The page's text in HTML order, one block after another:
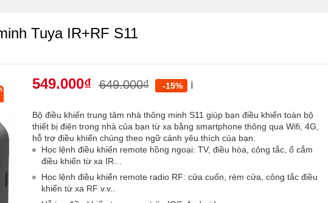
Tuya IR+RF S11
549.000₫ 649.000₫ -15% ℹ️
Bộ điều khiển trung tâm nhà thông minh S11 giúp bạn điều khiển toàn bộ
thiết bị điện trong nhà của bạn từ xa bằng smartphone thông qua Wifi, 4G,
hỗ trợ điều khiển chúng theo ngữ cảnh yêu thích của bạn.
Học lệnh điều khiển remote hồng ngoại: TV, điều hòa, công tắc, ổ cắm
điều khiển từ xa IR…
Học lệnh điều khiển remote radio RF: cửa cuốn, rèm cửa, công tắc điều
khiển từ xa RF v.v..